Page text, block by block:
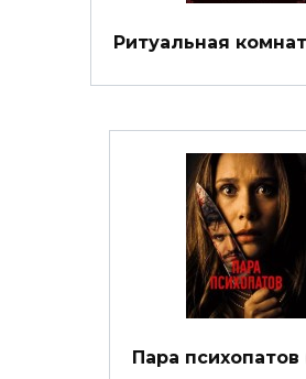
Ритуальная
Пара психопатов